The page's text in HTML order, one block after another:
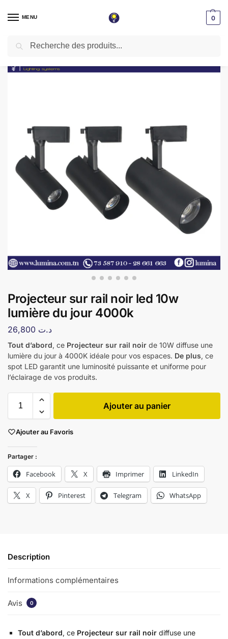
MENU 0
Accueil / Projecteur sur rail / Projecteur sur rail noir led 10w lumière du jour 4000k
Projecteur sur rail noir led 10w
lumière du jour 4000k
د.ت
Tout d’abord, ce Projecteur sur rail noir de 10W diffuse une
lumière du jour à 4000K idéale pour vos espaces. De plus, ce
spot LED garantit une luminosité puissante et uniforme pour
l’éclairage de vos produits.
Ajouter au panier
Ajouter au Favoris
Partager :
Facebook X Imprimer LinkedIn
X Pinterest Telegram WhatsApp
Description
Informations complémentaires
Avis 0
Tout d’abord, ce Projecteur sur rail noir diffuse une